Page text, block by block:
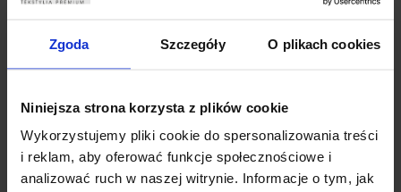
Zgoda Szczegóły O plikach cookies
Niniejsza strona korzysta z plików cookie
Wykorzystujemy pliki cookie do spersonalizowania treści
i reklam, aby oferować funkcje społecznościowe i
analizować ruch w naszej witrynie. Informacje o tym, jak
Dodaj do koszyka Dodaj do koszyka